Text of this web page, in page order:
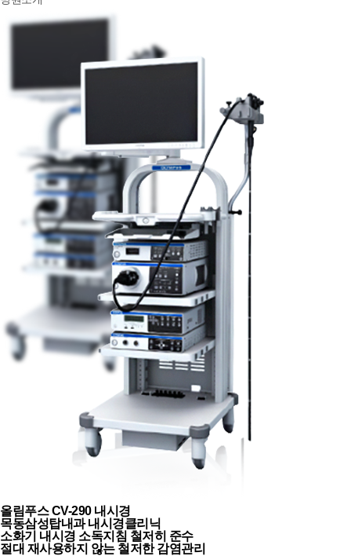
올림푸스 CV-290 내시경
목동삼성탑내과내시경클리닉
소화기 내시경 소독지침 철저히 준수
절대 재사용하지 않는 철저한 감염관리